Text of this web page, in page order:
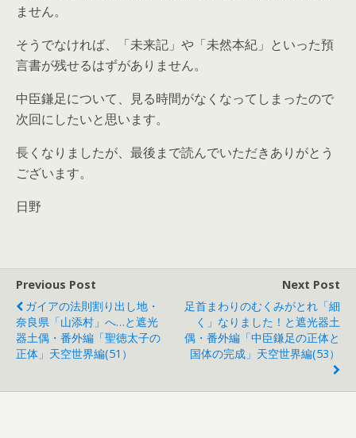
ません。
そうでなければ、「未来記」や「未然本紀」といった預
言書が残せるはずがありません。
中臣鎌足について、見る時間がなくなってしまったので
次回にしたいと思います。
長くなりましたが、最後まで読んでいただきありがとう
ございます。
日野
Previous Post
ガイアの法則割り出し地・
奈良県「山添村」へ…と遮光
器土偶・番外編「聖徳太子の
正体」天空世界編(51）
Next Post
足首まわりのむくみがとれ「細
く」なりました！と遮光器土
偶・番外編「中臣鎌足の正体と
国体の完成」天空世界編(53）